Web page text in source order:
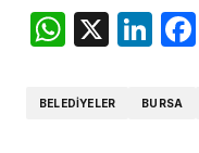
X
BELEDIYELER BURSA